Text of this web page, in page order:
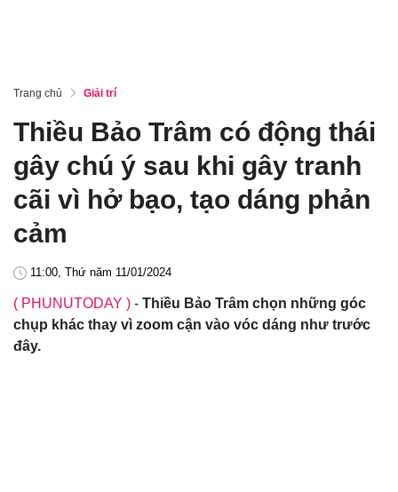
Trang chủ Giải trí
Thiều Bảo Trâm có động thái
gây chú ý sau khi gây tranh
cãi vì hở bạo, tạo dáng phản
cảm
11:00, Thứ năm 11/01/2024
( PHUNUTODAY ) - Thiều Bảo Trâm chọn những góc
chụp khác thay vì zoom cận vào vóc dáng như trước
đây.